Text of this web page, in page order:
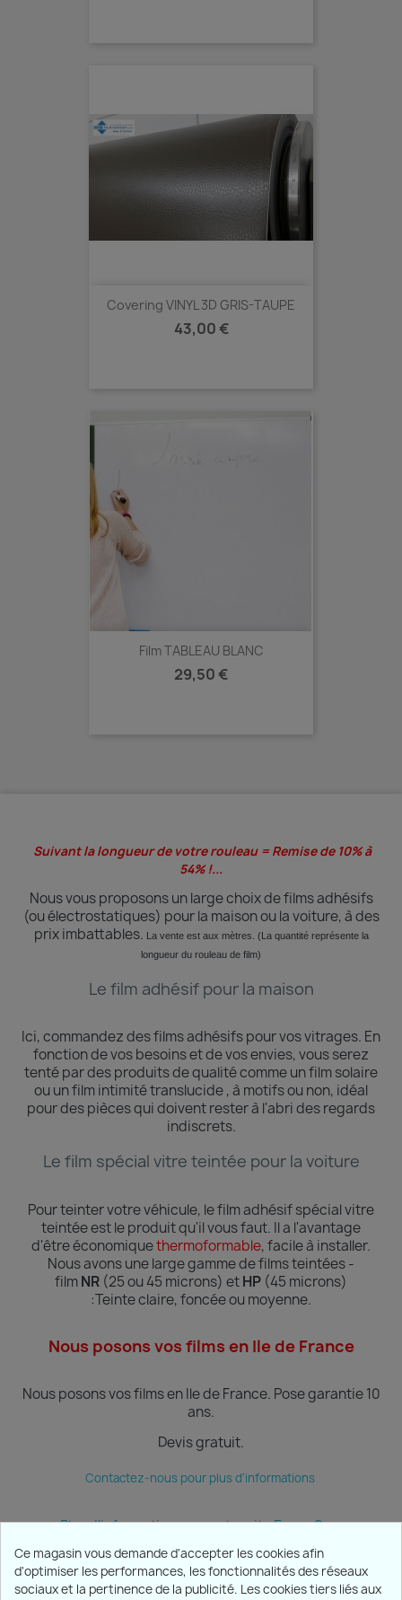
Covering VINYL 3D GRIS-TAUPE
Prix
43,00 €
Film TABLEAU BLANC
Prix
29,50 €
Suivant la longueur de votre rouleau = Remise de 10% à
54% !...
Nous vous proposons un large choix de films adhésifs
(ou électrostatiques) pour la maison ou la voiture, à des
prix imbattables.
La vente est aux mètres. (La quantité représentela
longueur du rouleau de film)
Le film adhésif pour la maison
Ici, commandez des films adhésifs pour vos vitrages. En
fonction de vos besoins et de vos envies, vous serez
tenté par des produits de qualité comme un film solaire
ou un film intimité translucide , à motifs ou non, idéal
pour des pièces qui doivent rester à l'abri des regards
indiscrets.
Le film spécial vitre teintée pour la voiture
Pour teinter votre véhicule, le film adhésif spécial vitre
teintée est le produit qu'il vous faut. Il a l'avantage
d'être économiquethermoformable, facile à installer.
Nous avons une large gamme de films teintées -
filmNR (25 ou 45 microns) etHP (45 microns)
:Teinteclaire, foncée ou moyenne.
Nous posons vos films en Ile de France
Nous posons vos films en Ile de France. Pose garantie 10
ans.
Devis gratuit.
Contactez-nous pour plus d'informations
Plus d'informations sur notre site Ecran Sun
Ce magasin vous demande d'accepter les cookies afin
d'optimiser les performances, les fonctionnalités des réseaux
sociaux et la pertinence de la publicité. Les cookies tiers liés aux